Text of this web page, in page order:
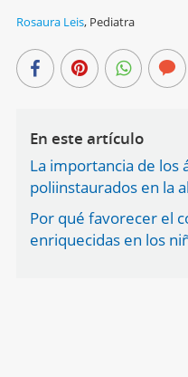
Rosaura Leis, Pediatra
En este artículo
La importancia de los
poliinstaurados en la
Por qué favorecer el
enriquecidas en los